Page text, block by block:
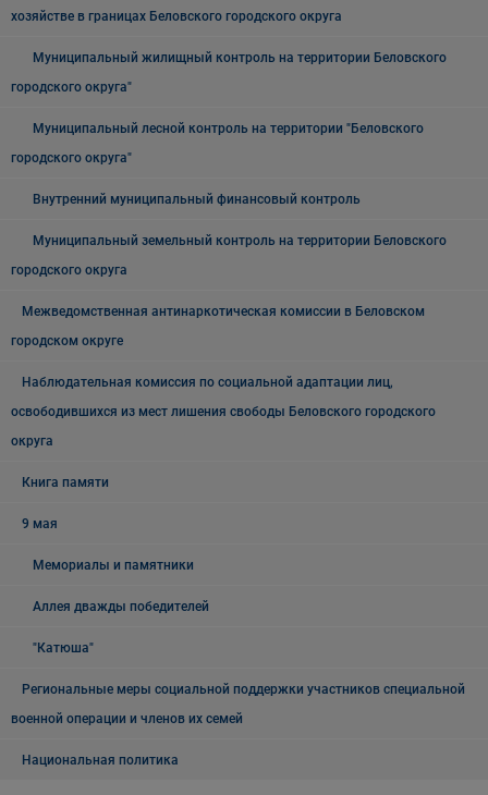
хозяйстве в границах Беловского городского округа
Муниципальный жилищный контроль на территории Беловского
городского округа"
Муниципальный лесной контроль на территории "Беловского
городского округа"
Внутренний муниципальный финансовый контроль
Муниципальный земельный контроль на территории Беловского
городского округа
Межведомственная антинаркотическая комиссии в Беловском
городском округе
Наблюдательная комиссия по социальной адаптации лиц,
освободившихся из мест лишения свободы Беловского городского
округа
Книга памяти
9 мая
Мемориалы и памятники
Аллея дважды победителей
"Катюша"
Региональные меры социальной поддержки участников специальной
военной операции и членов их семей
Национальная политика